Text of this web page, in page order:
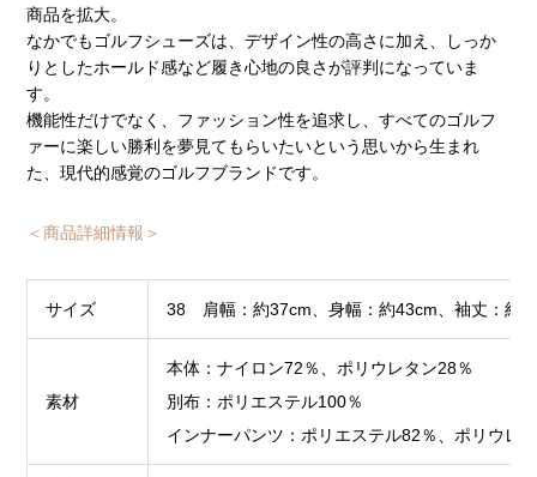
商品を拡大。
なかでもゴルフシューズは、デザイン性の高さに加え、しっか
りとしたホールド感など履き心地の良さが評判になっていま
す。
機能性だけでなく、ファッション性を追求し、すべてのゴルフ
ァーに楽しい勝利を夢見てもらいたいという思いから生まれ
た、現代的感覚のゴルフブランドです。
＜商品詳細情報＞
サイズ 38 肩幅：約37cm、身幅：約43cm、袖丈：約
素材
本体：ナイロン72％、ポリウレタン28％
別布：ポリエステル100％
インナーパンツ：ポリエステル82％、ポリウレ